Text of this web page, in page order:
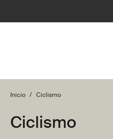
Inicio / Ciclismo
Ciclismo